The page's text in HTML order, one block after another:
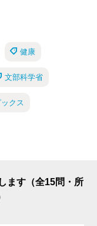
健康
文部科学省
クス
ます（全15問・所